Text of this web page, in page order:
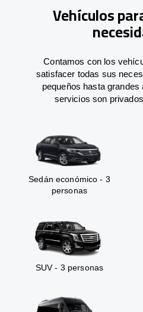
Vehículos
Contamos con los
satisfacer todas sus
pequeños hasta grandes
servicios son
Sedán económico - 3
personas
SUV - 3 personas